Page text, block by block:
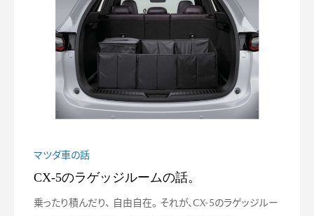
マツダ車の話
CX-5のラゲッジルームの話。
乗ったり積んだり、 自由自在。 それが、CX-5のラゲッジルー